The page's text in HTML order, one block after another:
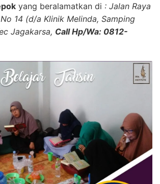
yang beralamatkan di : Jalan Raya
14 (d/a Klinik Melinda, Samping
Jagakarsa, Call Hp/Wa: 0812-